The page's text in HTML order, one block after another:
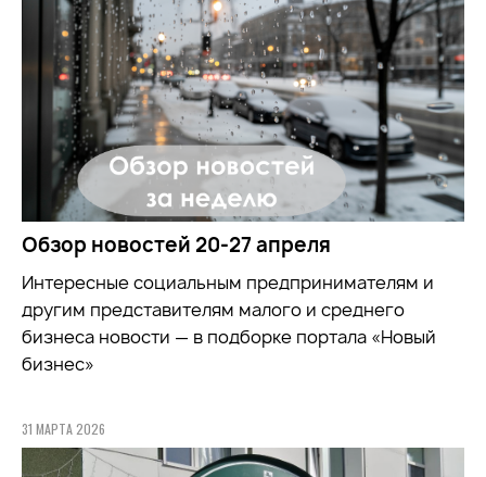
Обзор новостей 20-27 апреля
Интересные социальным предпринимателям и
другим представителям малого и среднего
бизнеса новости — в подборке портала «Новый
бизнес»
31 МАРТА 2026